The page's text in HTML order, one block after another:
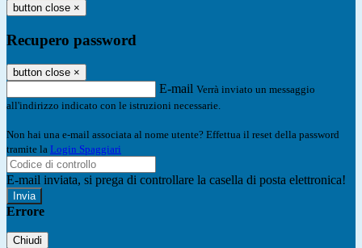
button close ×
Recupero password
button close ×
E-mail Verrà inviato un messaggio
all'indirizzo indicato con le istruzioni necessarie.
Non hai una e-mail associata al nome utente? Effettua il reset della password
tramite la Login Spaggiari
E-mail inviata, si prega di controllare la casella di posta elettronica!
Errore
Chiudi